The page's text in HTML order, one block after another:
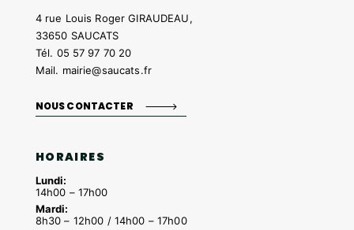
4 rue Louis Roger GIRAUDEAU,
33650 SAUCATS
Tél. 05 57 97 70 20
Mail. mairie@saucats.fr
NOUS CONTACTER
HORAIRES
Lundi:
14h00 – 17h00
Mardi:
8h30 – 12h00 / 14h00 – 17h00